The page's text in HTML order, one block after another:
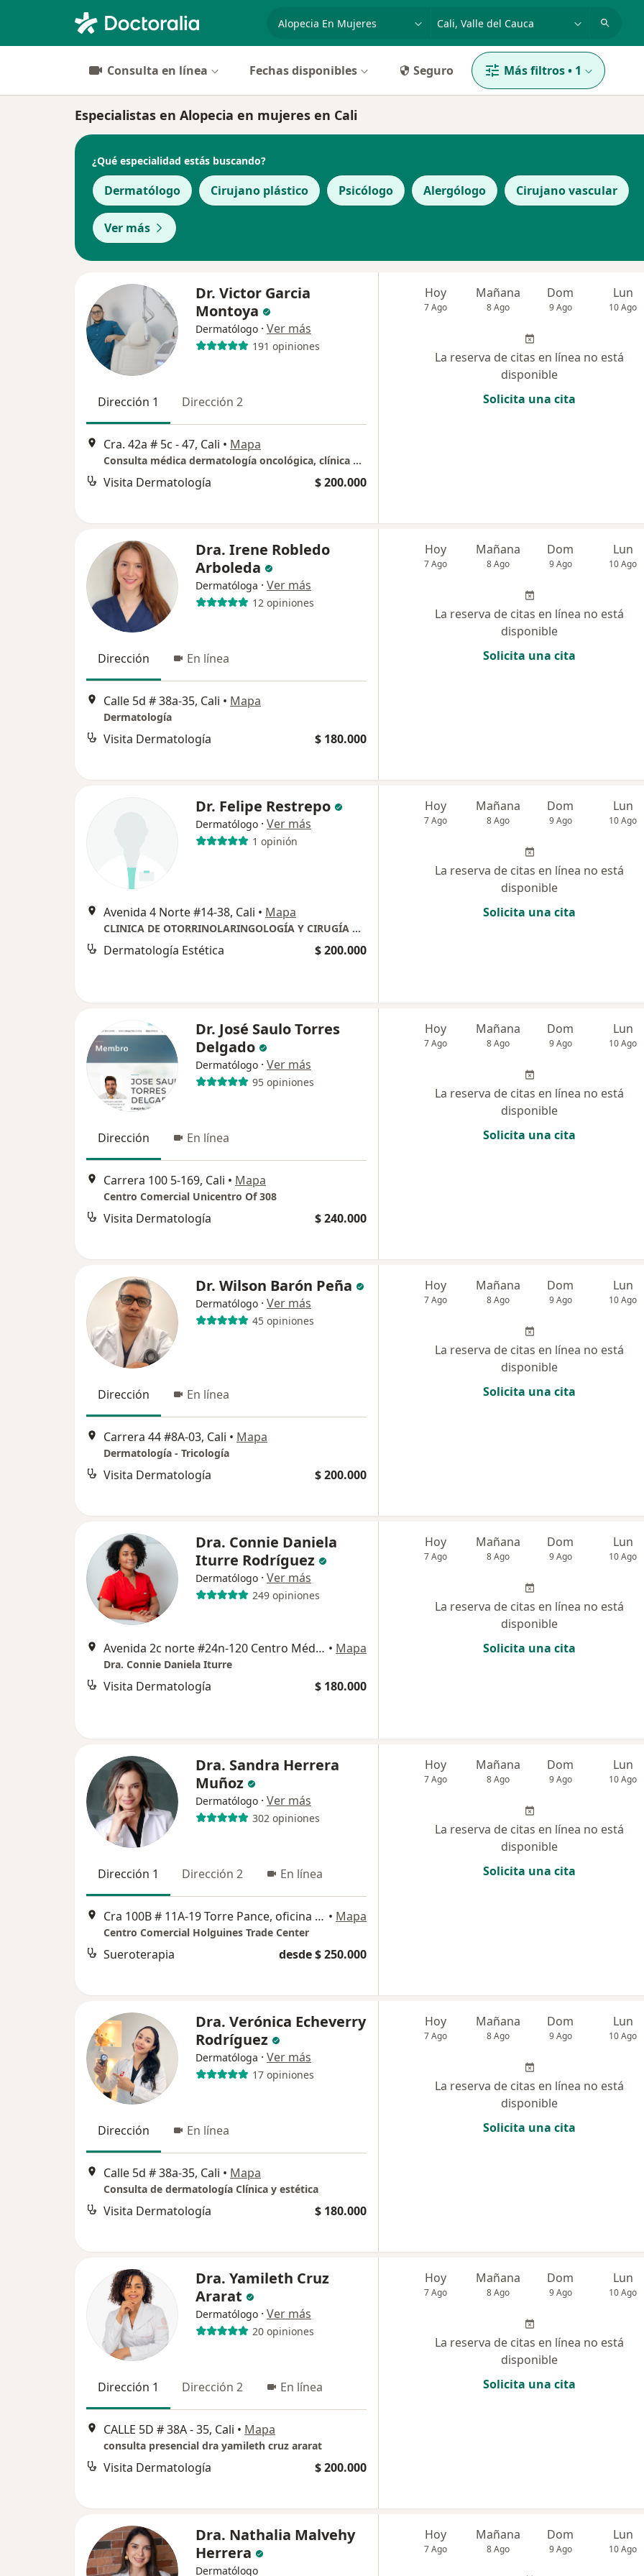
Consulta en línea Fechas disponibles Seguro Más filtros• 1
Especialistas en Alopecia en mujeres en Cali
¿Qué especialidad estás buscando?
Dermatólogo Cirujano plástico Psicólogo Alergólogo Cirujano vascular
Ver más
Dr. Victor Garcia
Montoya
Dermatólogo · Ver más
191 opiniones
Dirección 1 Dirección 2
Cra. 42a # 5c - 47, Cali • Mapa
Consulta médica dermatología oncológica, clínica y estética
Visita Dermatología $ 200.000
Hoy
7 Ago
Mañana
8 Ago
Dom
9 Ago
Lun
10 Ago
La reserva de citas en línea no está
disponible
Solicita una cita
Dra. Irene Robledo
Arboleda
Dermatóloga · Ver más
12 opiniones
Dirección En línea
Calle 5d # 38a-35, Cali • Mapa
Dermatología
Visita Dermatología $ 180.000
Hoy
7 Ago
Mañana
8 Ago
Dom
9 Ago
Lun
10 Ago
La reserva de citas en línea no está
disponible
Solicita una cita
Dr. Felipe Restrepo
Dermatólogo · Ver más
1 opinión
Avenida 4 Norte #14-38, Cali • Mapa
CLINICA DE OTORRINOLARINGOLOGÍA Y CIRUGÍA PLÁSTICA
Dermatología Estética $ 200.000
Hoy
7 Ago
Mañana
8 Ago
Dom
9 Ago
Lun
10 Ago
La reserva de citas en línea no está
disponible
Solicita una cita
Dr. José Saulo Torres
Delgado
Dermatólogo · Ver más
95 opiniones
Dirección En línea
Carrera 100 5-169, Cali • Mapa
Centro Comercial Unicentro Of 308
Visita Dermatología $ 240.000
Hoy
7 Ago
Mañana
8 Ago
Dom
9 Ago
Lun
10 Ago
La reserva de citas en línea no está
disponible
Solicita una cita
Dr. Wilson Barón Peña
Dermatólogo · Ver más
45 opiniones
Dirección En línea
Carrera 44 #8A-03, Cali • Mapa
Dermatología - Tricología
Visita Dermatología $ 200.000
Hoy
7 Ago
Mañana
8 Ago
Dom
9 Ago
Lun
10 Ago
La reserva de citas en línea no está
disponible
Solicita una cita
Dra. Connie Daniela
Iturre Rodríguez
Dermatólogo · Ver más
249 opiniones
Avenida 2c norte #24n-120 Centro Médico Hipocrates, Consultorio 406, Cali • Mapa
Dra. Connie Daniela Iturre
Visita Dermatología $ 180.000
Hoy
7 Ago
Mañana
8 Ago
Dom
9 Ago
Lun
10 Ago
La reserva de citas en línea no está
disponible
Solicita una cita
Dra. Sandra Herrera
Muñoz
Dermatólogo · Ver más
302 opiniones
Dirección 1 Dirección 2 En línea
Cra 100B # 11A-19 Torre Pance, oficina 418, Cali • Mapa
Centro Comercial Holguines Trade Center
Sueroterapia desde $ 250.000
Hoy
7 Ago
Mañana
8 Ago
Dom
9 Ago
Lun
10 Ago
La reserva de citas en línea no está
disponible
Solicita una cita
Dra. Verónica Echeverry
Rodríguez
Dermatóloga · Ver más
17 opiniones
Dirección En línea
Calle 5d # 38a-35, Cali • Mapa
Consulta de dermatología Clínica y estética
Visita Dermatología $ 180.000
Hoy
7 Ago
Mañana
8 Ago
Dom
9 Ago
Lun
10 Ago
La reserva de citas en línea no está
disponible
Solicita una cita
Dra. Yamileth Cruz
Ararat
Dermatólogo · Ver más
20 opiniones
Dirección 1 Dirección 2 En línea
CALLE 5D # 38A - 35, Cali • Mapa
consulta presencial dra yamileth cruz ararat
Visita Dermatología $ 200.000
Hoy
7 Ago
Mañana
8 Ago
Dom
9 Ago
Lun
10 Ago
La reserva de citas en línea no está
disponible
Solicita una cita
Dra. Nathalia Malvehy
Herrera
Dermatólogo
Hoy
7 Ago
Mañana
8 Ago
Dom
9 Ago
Lun
10 Ago